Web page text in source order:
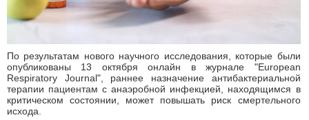
По результатам нового научного исследования, которые были
опубликованы 13 октября онлайн в журнале "European
Respiratory Journal", раннее назначение антибактериальной
терапии пациентам с анаэробной инфекцией, находящимся в
критическом состоянии, может повышать риск смертельного
исхода.